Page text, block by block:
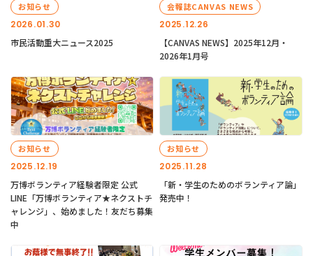
2026.01.30
お知らせ
市民活動重大ニュース2025
2025.12.26
会報誌CANVAS NEWS
【CANVAS NEWS】2025年12月・
2026年1月号
2025.12.19
お知らせ
万博ボランティア経験者限定 公式
LINE「万博ボランティア★ネクストチ
ャレンジ」、始めました！友だち募集
中
2025.11.28
お知らせ
「新・学生のためのボランティア論」
発売中！